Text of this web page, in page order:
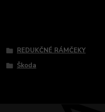
REDUKČNÉ RÁMČEKY
Škoda